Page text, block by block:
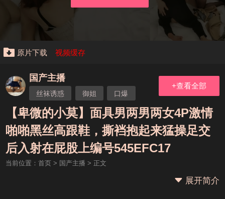
原片下载 视频缓存
国产主播
丝袜诱惑 御姐
口爆
双飞
3P
+查看全部
【卑微的小莫】面具男两男两女4P激情
啪啪黑丝高跟鞋，撕裆抱起来猛操足交
后入射在屁股上编号545EFC17
当前位置： 首页> 国产主播 > 正文
展开简介
本站大事件(19j网站发展历程)